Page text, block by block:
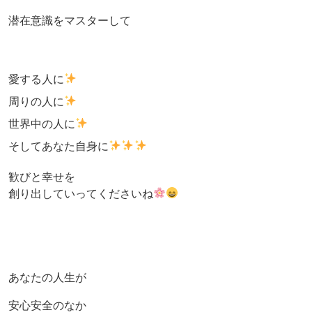
潜在意識をマスターして
愛する人に
周りの人に
世界中の人に
そしてあなた自身に
歓びと幸せを
創り出していってくださいね
あなたの人生が
安心安全のなか